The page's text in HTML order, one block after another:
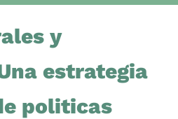
y
estrategia
politicas